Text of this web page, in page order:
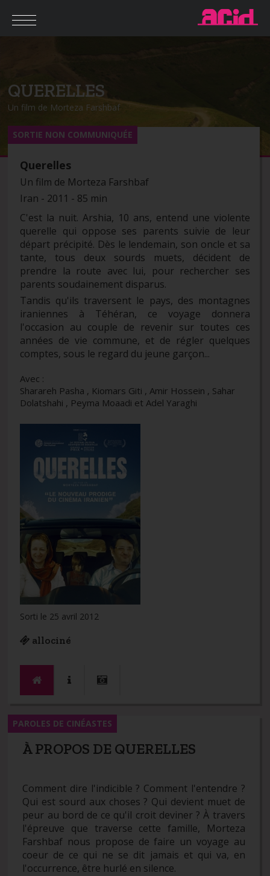
QUERELLES
Un film de Morteza Farshbaf
Querelles
Un film de Morteza Farshbaf
Iran - 2011 - 85 min
C'est la nuit. Arshia, 10 ans, entend une violente
querelle qui oppose ses parents suivie de leur
départ précipité. Dès le lendemain, son oncle et sa
tante, tous deux sourds muets, décident de
prendre la route avec lui, pour rechercher ses
parents soudainement disparus.
Tandis qu'ils traversent le pays, des montagnes
iraniennes à Téhéran, ce voyage donnera
l'occasion au couple de revenir sur toutes ces
années de vie commune, et de régler quelques
comptes, sous le regard du jeune garçon...
Avec :
Sharareh Pasha , Kiomars Giti , Amir Hossein , Sahar
Dolatshahi , Peyma Moaadi et Adel Yaraghi
Sorti le 25 avril 2012
allociné
SORTIE NON COMMUNIQUÉE
À PROPOS DE QUERELLES
Comment dire l'indicible ? Comment l'entendre ?
Qui est sourd aux choses ? Qui devient muet de
peur au bord de ce qu'il croit deviner ? À travers
l'épreuve que traverse cette famille, Morteza
Farshbaf nous propose de faire un voyage au
coeur de ce qui ne se dit jamais et qui va, en
l'occurrence, être hurlé en silence.
PAROLES DE CINÉASTES